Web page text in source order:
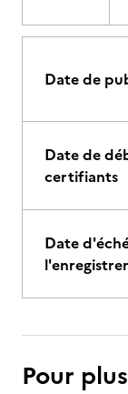
Date de
Date de
certifiants
Date
Pour